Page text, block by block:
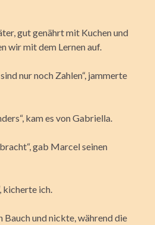
gut genährt mit Kuchen und
wir mit dem Lernen auf.
nur noch Zahlen“, jammerte
kam es von Gabriella.
gab Marcel seinen
kicherte ich.
und nickte, während die